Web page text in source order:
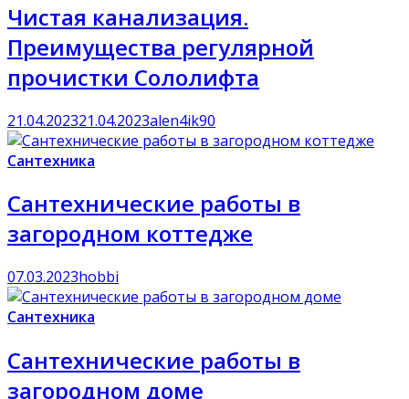
Чистая канализация.
Преимущества регулярной
прочистки Сололифта
21.04.202321.04.2023alen4ik90
Сантехника
Сантехнические работы в
загородном коттедже
07.03.2023hobbi
Сантехника
Сантехнические работы в
загородном доме